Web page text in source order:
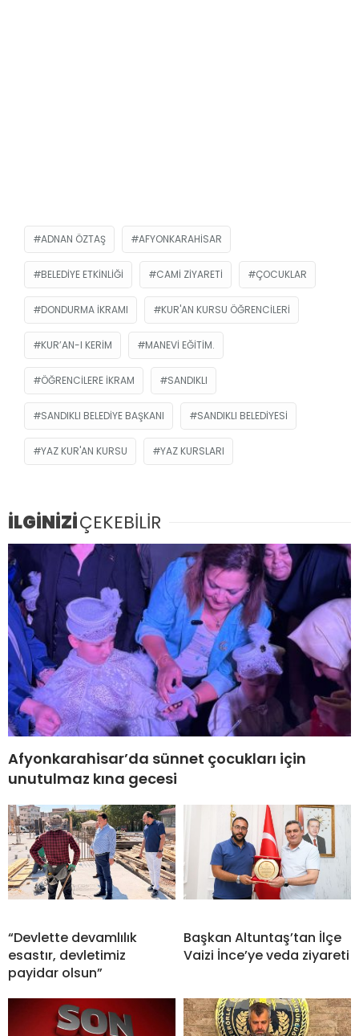
ADNAN ÖZTAŞ AFYONKARAHISAR
BELEDIYE ETKINLIĞI CAMI ZIYARETI ÇOCUKLAR
DONDURMA IKRAMI KUR'AN KURSU ÖĞRENCILERI
KUR’AN-I KERIM MANEVI EĞITIM.
ÖĞRENCILERE IKRAM SANDIKLI
SANDIKLI BELEDIYE BAŞKANI SANDIKLI BELEDIYESI
YAZ KUR'AN KURSU YAZ KURSLARI
İLGİNİZİÇEKEBİLİR
Afyonkarahisar’da sünnet çocukları için
unutulmaz kına gecesi
“Devlette devamlılık
esastır, devletimiz
payidar olsun”
Başkan Altuntaş’tan İlçe
Vaizi İnce’ye veda ziyareti